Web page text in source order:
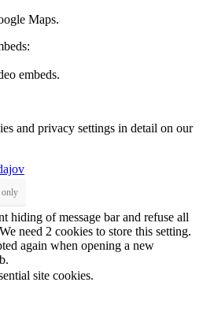
Maps.
embeds.
and privacy settings in detail on our
only
hiding of message bar and refuse all
need 2 cookies to store this setting.
again when opening a new
site cookies.